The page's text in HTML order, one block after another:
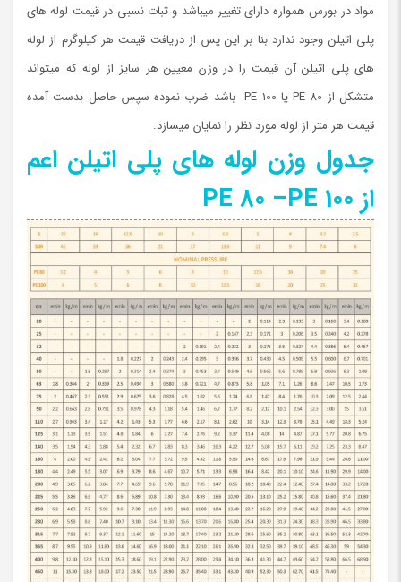
مواد در بورس همواره دارای تغییر میباشد و ثبات نسبی در قیمت لوله های
پلی اتیلن وجود ندارد بنا بر این پس از دریافت قیمت هر کیلوگرم از لوله
های پلی اتیلن آن قیمت را در وزن معیین هر سایز از لوله که میتواند
متشکل از PE 80 یا PE 100 باشد ضرب نموده سپس حاصل بدست آمده
قیمت هر متر از لوله مورد نظر را نمایان میسازد.
جدول وزن لوله های پلی اتیلن اعم
از PE 80 –PE 100